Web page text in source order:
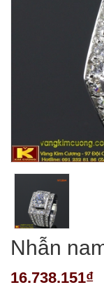
Nhẫn
16.738.151₫